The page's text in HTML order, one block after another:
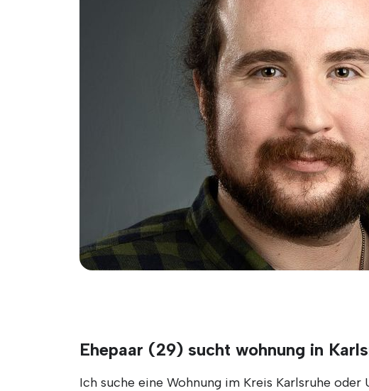
Ehepaar (29) sucht wohnung in
Ich suche eine Wohnung im Kreis Karlsruhe